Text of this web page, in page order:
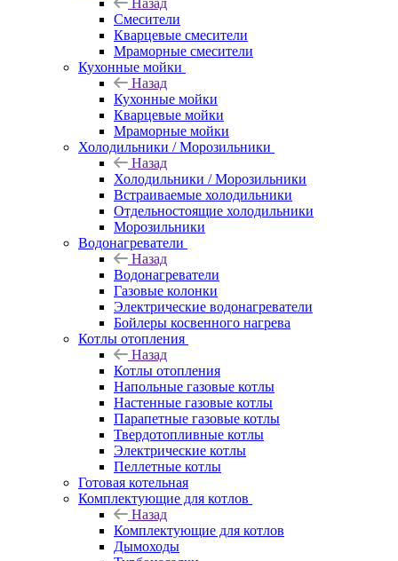
Назад
Смесители
Кварцевые смесители
Мраморные смесители
Кухонные мойки
Назад
Кухонные мойки
Кварцевые мойки
Мраморные мойки
Холодильники / Морозильники
Назад
Холодильники / Морозильники
Встраиваемые холодильники
Отдельностоящие холодильники
Морозильники
Водонагреватели
Назад
Водонагреватели
Газовые колонки
Электрические водонагреватели
Бойлеры косвенного нагрева
Котлы отопления
Назад
Котлы отопления
Напольные газовые котлы
Настенные газовые котлы
Парапетные газовые котлы
Твердотопливные котлы
Электрические котлы
Пеллетные котлы
Готовая котельная
Комплектующие для котлов
Назад
Комплектующие для котлов
Дымоходы